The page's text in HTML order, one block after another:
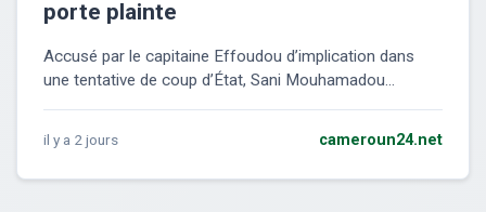
porte plainte
Accusé par le capitaine Effoudou d’implication dans
une tentative de coup d’État, Sani Mouhamadou...
il y a 2 jours cameroun24.net